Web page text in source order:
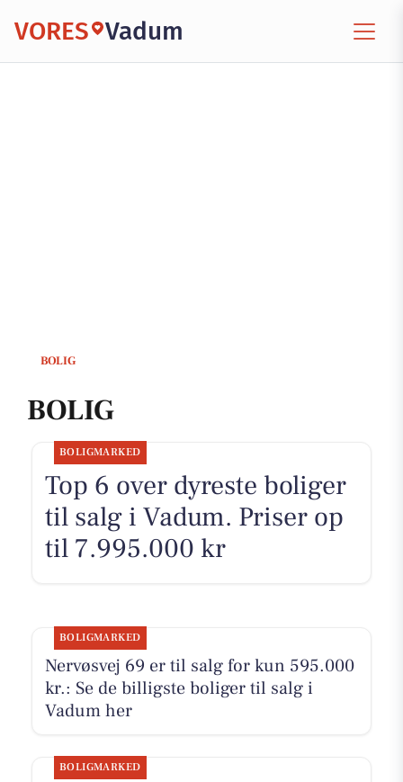
VORES Vadum
BOLIG
BOLIG
BOLIGMARKED
Top 6 over dyreste boliger
til salg i Vadum. Priser op
til 7.995.000 kr
BOLIGMARKED
Nervøsvej 69 er til salg for kun 595.000
kr.: Se de billigste boliger til salg i
Vadum her
BOLIGMARKED